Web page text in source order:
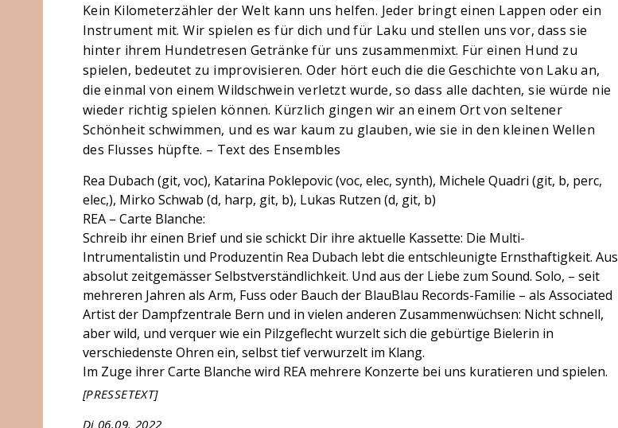
Kein Kilometerzähler der Welt kann uns helfen. Jeder bringt einen Lappen oder ein
Instrument mit. Wir spielen es für dich und für Laku und stellen uns vor, dass sie
hinter ihrem Hundetresen Getränke für uns zusammenmixt. Für einen Hund zu
spielen, bedeutet zu improvisieren. Oder hört euch die die Geschichte von Laku an,
die einmal von einem Wildschwein verletzt wurde, so dass alle dachten, sie würde nie
wieder richtig spielen können. Kürzlich gingen wir an einem Ort von seltener
Schönheit schwimmen, und es war kaum zu glauben, wie sie in den kleinen Wellen
des Flusses hüpfte. – Text des Ensembles
Rea Dubach (git, voc), Katarina Poklepovic (voc, elec, synth), Michele Quadri (git, b, perc,
elec,), Mirko Schwab (d, harp, git, b), Lukas Rutzen (d, git, b)
REA – Carte Blanche:
Schreib ihr einen Brief und sie schickt Dir ihre aktuelle Kassette: Die Multi-
Intrumentalistin und Produzentin Rea Dubach lebt die entschleunigte Ernsthaftigkeit. Aus
absolut zeitgemässer Selbstverständlichkeit. Und aus der Liebe zum Sound. Solo, – seit
mehreren Jahren als Arm, Fuss oder Bauch der BlauBlau Records-Familie – als Associated
Artist der Dampfzentrale Bern und in vielen anderen Zusammenwüchsen: Nicht schnell,
aber wild, und verquer wie ein Pilzgeflecht wurzelt sich die gebürtige Bielerin in
verschiedenste Ohren ein, selbst tief verwurzelt im Klang.
Im Zuge ihrer Carte Blanche wird REA mehrere Konzerte bei uns kuratieren und spielen.
[PRESSETEXT]
Di 06.09. 2022